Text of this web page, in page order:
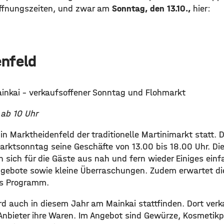
und zwar am Sonntag, den 13.10., hier:
- verkaufsoffener Sonntag und Flohmarkt
10 Uhr
Marktheidenfeld der traditionelle Martinimarkt statt.
seine Geschäfte von 13.00 bis 18.00 Uhr.
sich für die Gäste aus nah und fern wieder Einiges
sowie kleine Überraschungen. Zudem erwartet
Programm.
auch in diesem Jahr am Mainkai stattfinden. Dort
ihre Waren. Im Angebot sind Gewürze,